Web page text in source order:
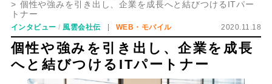
個性や強みを引き出し、企業を成長へと結びつけるITパー
トナー
インタビュー 風雲会社伝 WEB・モバイル 2020.11.18
個性や強みを引き出し、企業を成長
へと結びつけるITパートナー